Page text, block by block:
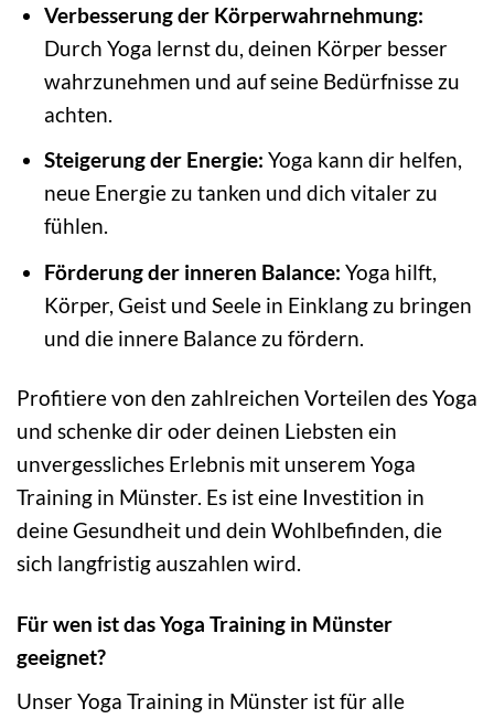
Verbesserung der Körperwahrnehmung:
Durch Yoga lernst du, deinen Körper besser
wahrzunehmen und auf seine Bedürfnisse zu
achten.
Steigerung der Energie: Yoga kann dir helfen,
neue Energie zu tanken und dich vitaler zu
fühlen.
Förderung der inneren Balance: Yoga hilft,
Körper, Geist und Seele in Einklang zu bringen
und die innere Balance zu fördern.
Profitiere von den zahlreichen Vorteilen des Yoga
und schenke dir oder deinen Liebsten ein
unvergessliches Erlebnis mit unserem Yoga
Training in Münster. Es ist eine Investition in
deine Gesundheit und dein Wohlbefinden, die
sich langfristig auszahlen wird.
Für wen ist das Yoga Training in Münster
geeignet?
Unser Yoga Training in Münster ist für alle